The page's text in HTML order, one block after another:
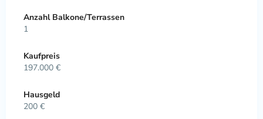
Anzahl Balkone/Terrassen
1
Kaufpreis
197.000 €
Hausgeld
200 €